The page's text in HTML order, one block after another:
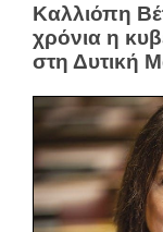
Καλλιόπη
χρόνια η
στη Δυτική